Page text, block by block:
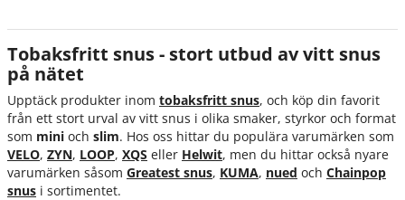
Tobaksfritt snus - stort utbud av vitt snus
på nätet
Upptäck produkter inom tobaksfritt snus, och köp din favorit
från ett stort urval av vitt snus i olika smaker, styrkor och format
som mini och slim. Hos oss hittar du populära varumärken som
VELO, ZYN, LOOP, XQS eller Helwit, men du hittar också nyare
varumärken såsom Greatest snus, KUMA, nued och Chainpop
snus i sortimentet.